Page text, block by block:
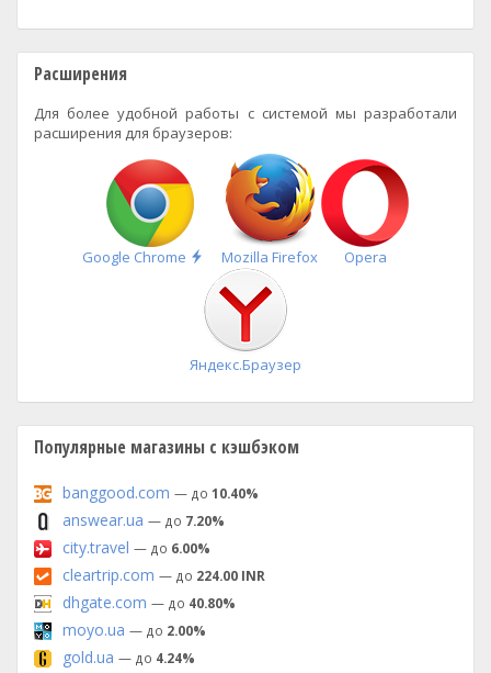
Расширения
Для более удобной работы с системой мы разработали
расширения для браузеров:
Google Chrome
Быстрая
установка
Mozilla Firefox Opera
Яндекс.Браузер
Популярные магазины с кэшбэком
banggood.com — до 10.40%
answear.ua — до 7.20%
city.travel — до 6.00%
cleartrip.com — до 224.00 INR
dhgate.com — до 40.80%
moyo.ua — до 2.00%
gold.ua — до 4.24%